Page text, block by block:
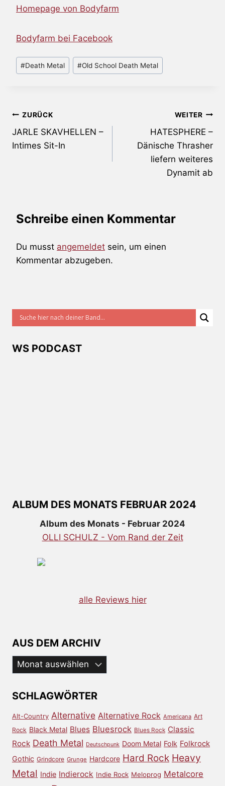
Homepage von Bodyfarm
Bodyfarm bei Facebook
Schlagworte:
#Death Metal #Old School Death Metal
Beitragsnavigation
ZURÜCK
JARLE SKAVHELLEN –
Intimes Sit-In
WEITER
HATESPHERE –
Dänische Thrasher
liefern weiteres
Dynamit ab
Schreibe einen Kommentar
Du musst angemeldet sein, um einen
Kommentar abzugeben.
WS PODCAST
ALBUM DES MONATS FEBRUAR 2024
Album des Monats - Februar 2024
OLLI SCHULZ - Vom Rand der Zeit
alle Reviews hier
AUS DEM ARCHIV
Aus
dem
SCHLAGWÖRTER
Alt-Country Alternative Alternative Rock Americana Art
Rock Black Metal Blues Bluesrock Blues Rock Classic
Rock Death Metal Deutschpunk Doom Metal Folk Folkrock
Gothic Grindcore Grunge Hardcore Hard Rock Heavy
Metal Indie Indierock Indie Rock Meloprog Metalcore